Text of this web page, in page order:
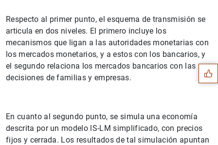
Respecto al primer punto, el esquema de transmisión se
articula en dos niveles. El primero incluye los
mecanismos que ligan a las autoridades monetarias con
los mercados monetarios, y a estos con los bancarios, y
el segundo relaciona los mercados bancarios con las
decisiones de familias y empresas.
En cuanto al segundo punto, se simula una economía
descrita por un modelo lS-LM simplificado, con precios
fijos y cerrada. Los resultados de tal simulación apuntan
Sugerencias